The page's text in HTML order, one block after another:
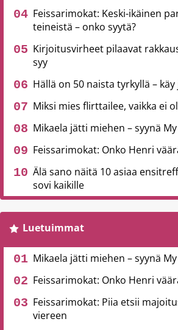
Feissarimokat: Keski-ikäinen
teineistä – onko syytä?
Kirjoitusvirheet pilaavat
syy
Hällä on 50 naista tyrkyllä –
Miksi mies flirttailee, vaikka ei
Mikaela jätti miehen – syynä
Feissarimokat: Onko Henri
Älä sano näitä 10 asiaa
sovi kaikille
Luetuimmat
Mikaela jätti miehen – syynä
Feissarimokat: Onko Henri
Feissarimokat: Piia etsii
viereen